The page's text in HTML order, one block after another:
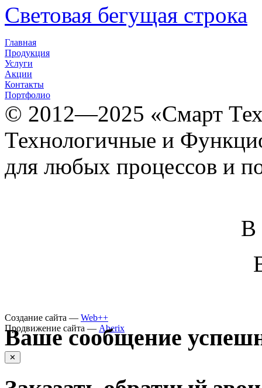
Световая бегущая строка
Главная
Продукция
Услуги
Акции
Контакты
Портфолио
© 2012­­­—2025 «Смарт
Технологичные и
для любых процессов и
В
Создание сайта — Web++
Продвижение сайта — Aberix
Ваше сообщение
✕